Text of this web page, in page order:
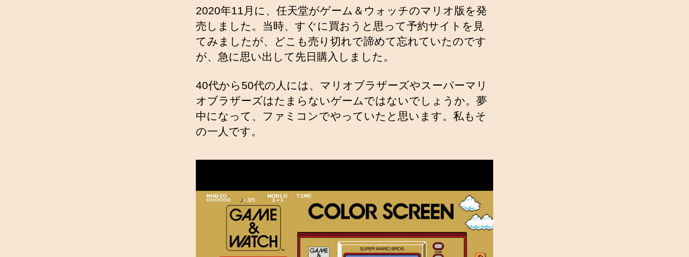
2020年11月に、任天堂がゲーム＆ウォッチのマリオ版を発
売しました。当時、すぐに買おうと思って予約サイトを見
てみましたが、どこも売り切れで諦めて忘れていたのです
が、急に思い出して先日購入しました。
40代から50代の人には、マリオブラザーズやスーパーマリ
オブラザーズはたまらないゲームではないでしょうか。夢
中になって、ファミコンでやっていたと思います。私もそ
の一人です。